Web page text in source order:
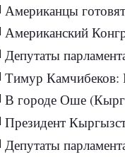
Американцы
Американский
Депутаты
Тимур Камчибеков:
В городе Оше (Кыргызстан)
Президент Кыргызстана
Депутаты